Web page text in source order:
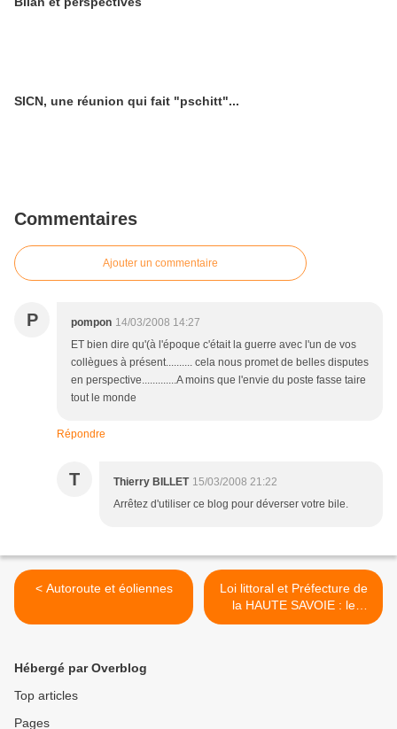
SICN, une réunion qui fait "pschitt"...
Commentaires
Ajouter un commentaire
P pompon 14/03/2008 14:27
ET bien dire qu'(à l'époque c'était la guerre avec l'un de vos
collègues à présent.......... cela nous promet de belles disputes
en perspective.............A moins que l'envie du poste fasse taire
tout le monde
Répondre
T Thierry BILLET 15/03/2008 21:22
Arrêtez d'utiliser ce blog pour déverser votre bile.
< Autoroute et éoliennes
Loi littoral et Préfecture de
la HAUTE SAVOIE : le
mépris pour toute réponse
Hébergé par Overblog
Top articles
Pages